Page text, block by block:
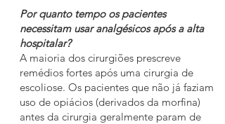
Por quanto tempo os pacientes
necessitam usar analgésicos após a alta
hospitalar?
A maioria dos cirurgiões prescreve
remédios fortes após uma cirurgia de
escoliose. Os pacientes que não já faziam
uso de opiácios (derivados da morfina)
antes da cirurgia geralmente param de